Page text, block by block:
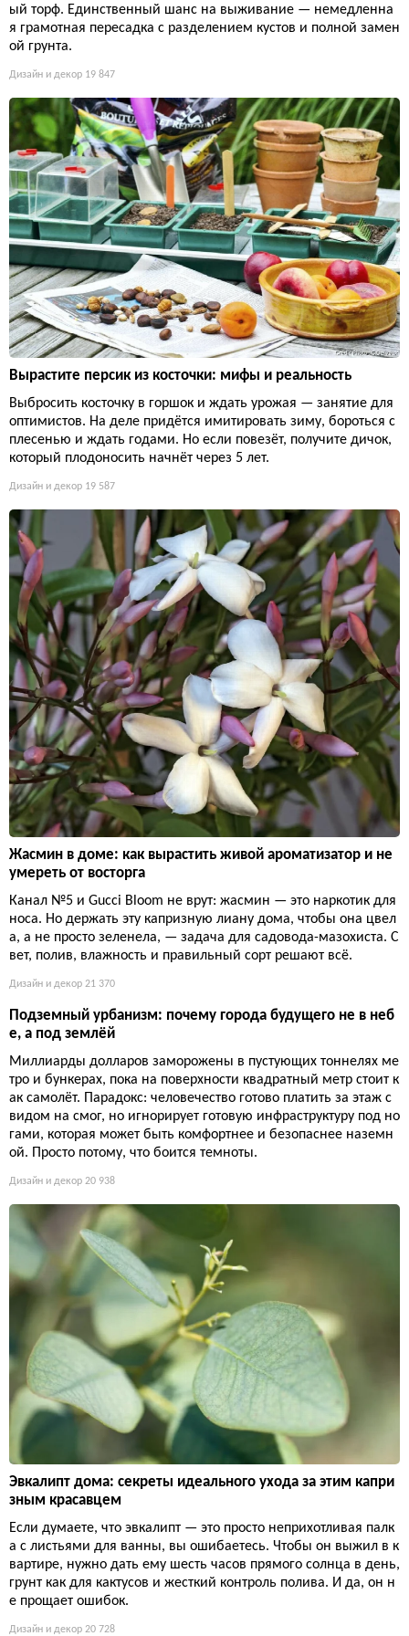
ый торф. Единственный шанс на выживание — немедленна
я грамотная пересадка с разделением кустов и полной замен
ой грунта.
Дизайн и декор 19 847
Вырастите персик из косточки: мифы и реальность
Выбросить косточку в горшок и ждать урожая — занятие для
оптимистов. На деле придётся имитировать зиму, бороться с
плесенью и ждать годами. Но если повезёт, получите дичок,
который плодоносить начнёт через 5 лет.
Дизайн и декор 19 587
Жасмин в доме: как вырастить живой ароматизатор и не
умереть от восторга
Канал №5 и Gucci Bloom не врут: жасмин — это наркотик для
носа. Но держать эту капризную лиану дома, чтобы она цвел
а, а не просто зеленела, — задача для садовода-мазохиста. С
вет, полив, влажность и правильный сорт решают всё.
Дизайн и декор 21 370
Подземный урбанизм: почему города будущего не в неб
е, а под землёй
Миллиарды долларов заморожены в пустующих тоннелях ме
тро и бункерах, пока на поверхности квадратный метр стоит к
ак самолёт. Парадокс: человечество готово платить за этаж с
видом на смог, но игнорирует готовую инфраструктуру под но
гами, которая может быть комфортнее и безопаснее наземн
ой. Просто потому, что боится темноты.
Дизайн и декор 20 938
Эвкалипт дома: секреты идеального ухода за этим капри
зным красавцем
Если думаете, что эвкалипт — это просто неприхотливая палк
а с листьями для ванны, вы ошибаетесь. Чтобы он выжил в к
вартире, нужно дать ему шесть часов прямого солнца в день,
грунт как для кактусов и жесткий контроль полива. И да, он н
е прощает ошибок.
Дизайн и декор 20 728